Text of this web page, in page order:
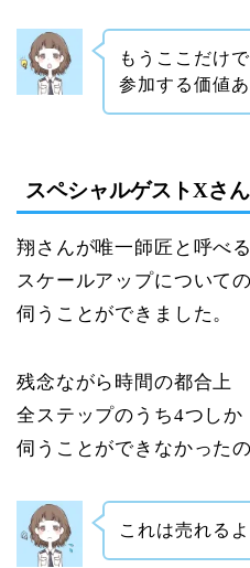
もうここだけ
参加する価値あ
スペシャルゲストXさ
翔さんが唯一師匠と呼べ
スケールアップについて
伺うことができました。
残念ながら時間の都合上
全ステップのうち4つしか
伺うことができなかったの
これは売れるよ